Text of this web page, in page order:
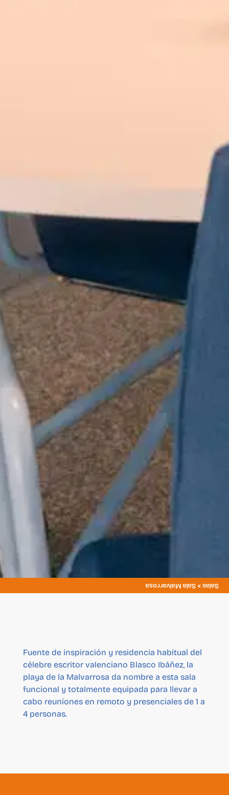
Salas > Sala Malvarrosa
Fuente de inspiración y residencia habitual del
célebre escritor valenciano Blasco Ibáñez, la
playa de la Malvarrosa da nombre a esta sala
funcional y totalmente equipada para llevar a
cabo reuniones en remoto y presenciales de 1 a
4 personas.